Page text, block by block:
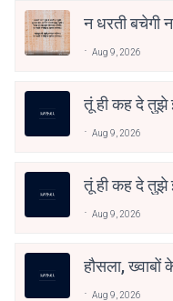
न धरती बचेगी
Aug 9, 2026
तूं ही कह दे तुझे
Aug 9, 2026
तूं ही कह दे तुझे
Aug 9, 2026
हौसला,
Aug 9, 2026